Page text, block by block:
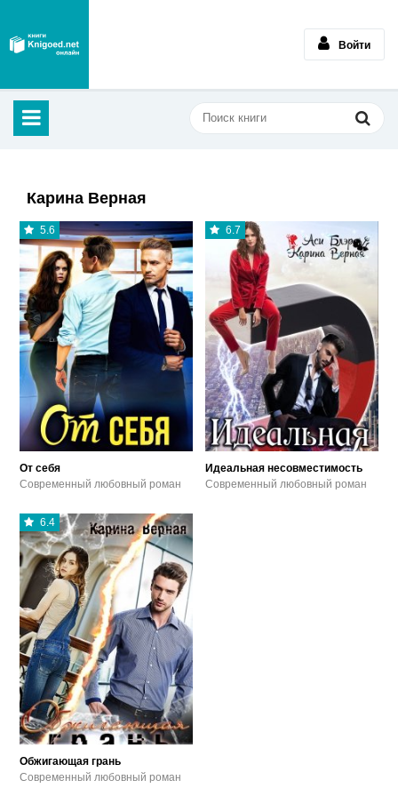
Войти
Карина Верная
5.6
От себя
Современный любовный роман
6.7
Идеальная несовместимость
Современный любовный роман
6.4
Обжигающая грань
Современный любовный роман